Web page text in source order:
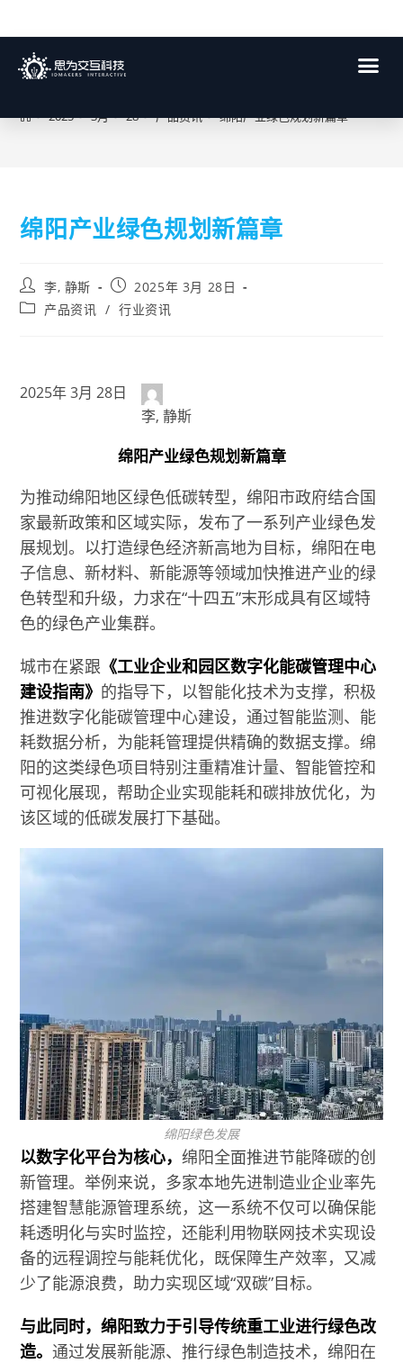
博客
> 2025 > 3月 > 28 > 产品资讯 > 绵阳产业绿色规划新篇章
绵阳产业绿色规划新篇章
李, 静斯
2025年 3月 28日
产品资讯 / 行业资讯
2025年 3月 28日
李, 静斯
绵阳产业绿色规划新篇章
为推动绵阳地区绿色低碳转型，绵阳市政府结合国
家最新政策和区域实际，发布了一系列产业绿色发
展规划。以打造绿色经济新高地为目标，绵阳在电
子信息、新材料、新能源等领域加快推进产业的绿
色转型和升级，力求在“十四五”末形成具有区域特
色的绿色产业集群。
城市在紧跟 《工业企业和园区数字化能碳管理中心
建设指南》 的指导下，以智能化技术为支撑，积极
推进数字化能碳管理中心建设，通过智能监测、能
耗数据分析，为能耗管理提供精确的数据支撑。绵
阳的这类绿色项目特别注重精准计量、智能管控和
可视化展现，帮助企业实现能耗和碳排放优化，为
该区域的低碳发展打下基础。
绵阳绿色发展
以数字化平台为核心，绵阳全面推进节能降碳的创
新管理。举例来说，多家本地先进制造业企业率先
搭建智慧能源管理系统，这一系统不仅可以确保能
耗透明化与实时监控，还能利用物联网技术实现设
备的远程调控与能耗优化，既保障生产效率，又减
少了能源浪费，助力实现区域“双碳”目标。
与此同时，绵阳致力于引导传统重工业进行绿色改
造。通过发展新能源、推行绿色制造技术，绵阳在